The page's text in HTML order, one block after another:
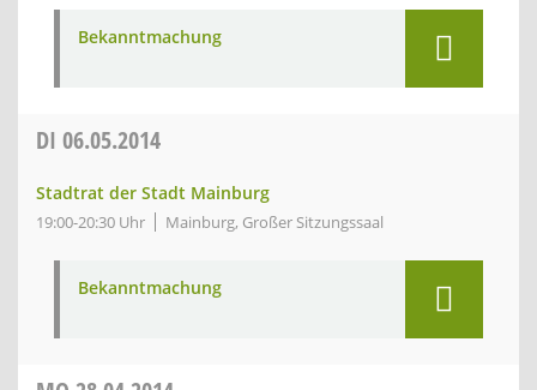
Bekanntmachung
DI 06.05.2014
Stadtrat der Stadt Mainburg
19:00-20:30 Uhr Mainburg, Großer Sitzungssaal
Bekanntmachung